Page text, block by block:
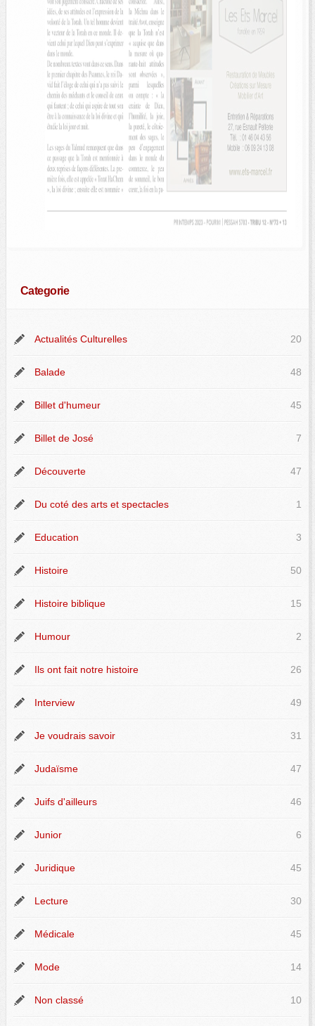
Categorie
Actualités Culturelles 20
Balade 48
Billet d'humeur 45
Billet de José 7
Découverte 47
Du coté des arts et spectacles 1
Education 3
Histoire 50
Histoire biblique 15
Humour 2
Ils ont fait notre histoire 26
Interview 49
Je voudrais savoir 31
Judaïsme 47
Juifs d'ailleurs 46
Junior 6
Juridique 45
Lecture 30
Médicale 45
Mode 14
Non classé 10